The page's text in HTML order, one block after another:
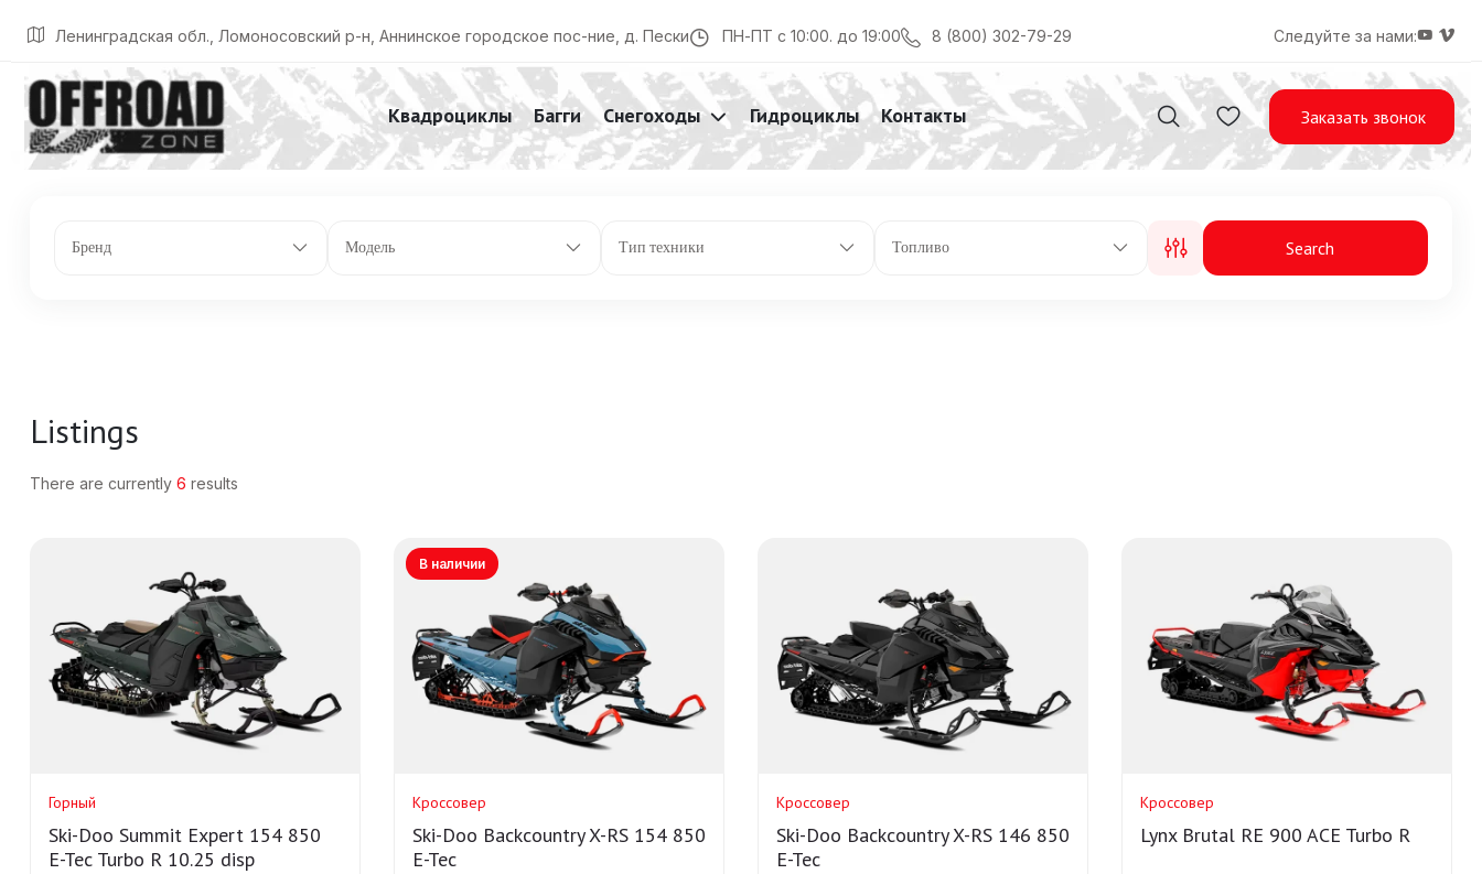
Ленинградская обл., Ломоносовский р-н, Аннинское городское пос-ние, д. Пески ПН-ПТ с 10:00. до 19:00 8 (800) 302-79-29 Следуйте за нами:
Квадроциклы Багги Снегоходы Гидроциклы Контакты Заказать звонок
Главная Listings 165 л.с.
Бренд Модель Тип техники Топливо Search
Listings
There are currently 6 results
Горный
Ski-Doo Summit Expert 154 850
E-Tec Turbo R 10.25 disp
В наличии
Кроссовер
Ski-Doo Backcountry X-RS 154 850
E-Tec
Кроссовер
Ski-Doo Backcountry X-RS 146 850
E-Tec
Кроссовер
Lynx Brutal RE 900 ACE Turbo R